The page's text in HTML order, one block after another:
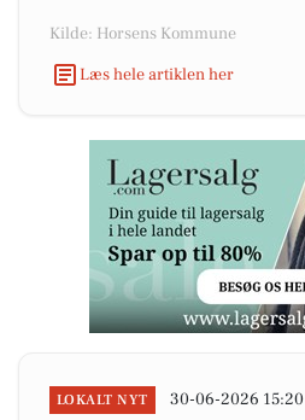
Kilde: Horsens Kommune
Læs hele artiklen her
LOKALT NYT 30-06-2026 15:20